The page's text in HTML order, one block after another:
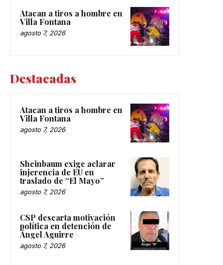
Atacan a tiros a hombre en
Villa Fontana
agosto 7, 2026
Destacadas
Atacan a tiros a hombre en
Villa Fontana
agosto 7, 2026
Sheinbaum exige aclarar
injerencia de EU en
traslado de “El Mayo”
agosto 7, 2026
CSP descarta motivación
política en detención de
Ángel Aguirre
agosto 7, 2026